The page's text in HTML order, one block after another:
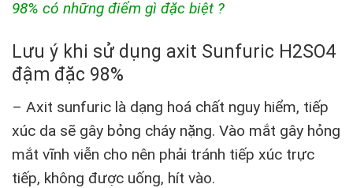
98% có những điểm gì đặc biệt ?
Lưu ý khi sử dụng axit Sunfuric H2SO4
đậm đặc 98%
– Axit sunfuric là dạng hoá chất nguy hiểm, tiếp
xúc da sẽ gây bỏng cháy nặng. Vào mắt gây hỏng
mắt vĩnh viễn cho nên phải tránh tiếp xúc trực
tiếp, không được uống, hít vào.